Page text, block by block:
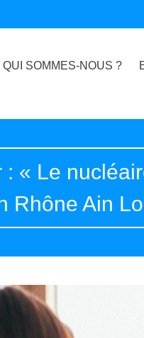
QUI SOMMES-NOUS ?
« Le
Rhône Ain